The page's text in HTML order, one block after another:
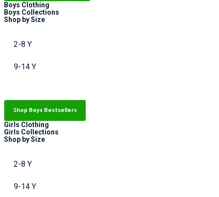
Boys Clothing
Boys Collections
Shop by Size
2-8 Y
9-14 Y
Shop Boys Bestsellers
Girls Clothing
Girls Collections
Shop by Size
2-8 Y
9-14 Y